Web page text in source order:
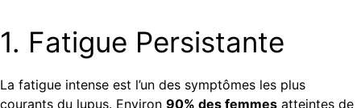
1. Fatigue Persistante
La fatigue intense est l’un des symptômes les plus
courants du lupus. Environ 90% des femmes atteintes de